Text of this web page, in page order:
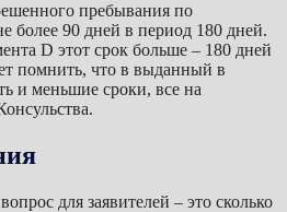
пребывания по
более 90 дней в период 180 дней.
D этот срок больше – 180 дней
помнить, что в выданный в
и меньшие сроки, все на
для заявителей – это сколько